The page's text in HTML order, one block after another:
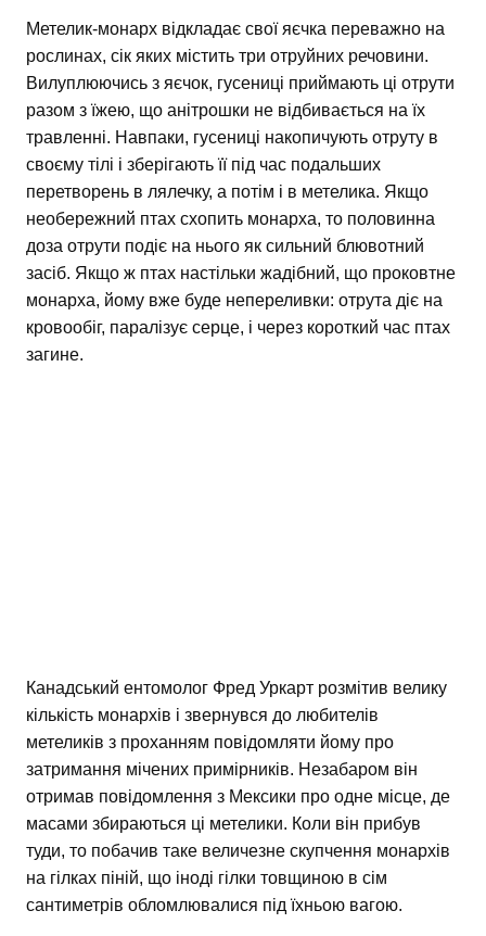
Метелик-монарх відкладає свої яєчка переважно на
рослинах, сік яких містить три отруйних речовини.
Вилуплюючись з яєчок, гусениці приймають ці отрути
разом з їжею, що анітрошки не відбивається на їх
травленні. Навпаки, гусениці накопичують отруту в
своєму тілі і зберігають її під час подальших
перетворень в лялечку, а потім і в метелика. Якщо
необережний птах схопить монарха, то половинна
доза отрути подіє на нього як сильний блювотний
засіб. Якщо ж птах настільки жадібний, що проковтне
монарха, йому вже буде непереливки: отрута діє на
кровообіг, паралізує серце, і через короткий час птах
загине.
Канадський ентомолог Фред Уркарт розмітив велику
кількість монархів і звернувся до любителів
метеликів з проханням повідомляти йому про
затримання мічених примірників. Незабаром він
отримав повідомлення з Мексики про одне місце, де
масами збираються ці метелики. Коли він прибув
туди, то побачив таке величезне скупчення монархів
на гілках піній, що іноді гілки товщиною в сім
сантиметрів обломлювалися під їхньою вагою.